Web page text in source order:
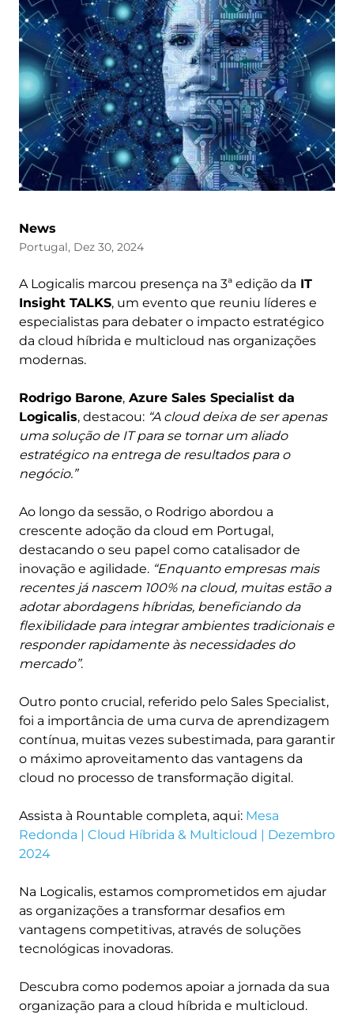
News
Portugal, Dez 30, 2024
A Logicalis marcou presença na 3ª edição da IT
Insight TALKS, um evento que reuniu líderes e
especialistas para debater o impacto estratégico
da cloud híbrida e multicloud nas organizações
modernas.
Rodrigo Barone, Azure Sales Specialist da
Logicalis, destacou: “A cloud deixa de ser apenas
uma solução de IT para se tornar um aliado
estratégico na entrega de resultados para o
negócio.”
Ao longo da sessão, o Rodrigo abordou a
crescente adoção da cloud em Portugal,
destacando o seu papel como catalisador de
inovação e agilidade. “Enquanto empresas mais
recentes já nascem 100% na cloud, muitas estão a
adotar abordagens híbridas, beneficiando da
flexibilidade para integrar ambientes tradicionais e
responder rapidamente às necessidades do
mercado”.
Outro ponto crucial, referido pelo Sales Specialist,
foi a importância de uma curva de aprendizagem
contínua, muitas vezes subestimada, para garantir
o máximo aproveitamento das vantagens da
cloud no processo de transformação digital.
Assista à Rountable completa, aqui: Mesa
Redonda | Cloud Híbrida & Multicloud | Dezembro
2024
Na Logicalis, estamos comprometidos em ajudar
as organizações a transformar desafios em
vantagens competitivas, através de soluções
tecnológicas inovadoras.
Descubra como podemos apoiar a jornada da sua
organização para a cloud híbrida e multicloud.